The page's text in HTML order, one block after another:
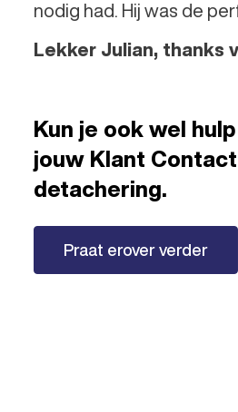
nodig had. Hij was de
Lekker Julian, thanks
Kun je ook wel
jouw Klant
detachering.
Praat erover verder